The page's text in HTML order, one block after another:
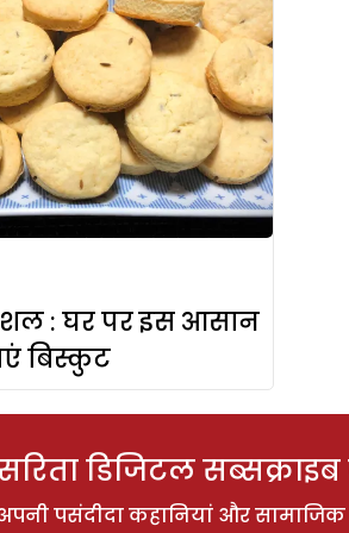
: घर पर इस आसान
बिस्कुट
डिजिटल
पसंदीदा कहानियां और सामाजिक